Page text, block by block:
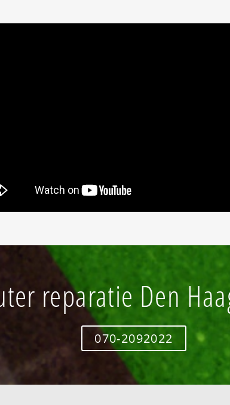
reparatie Den
070-2092022